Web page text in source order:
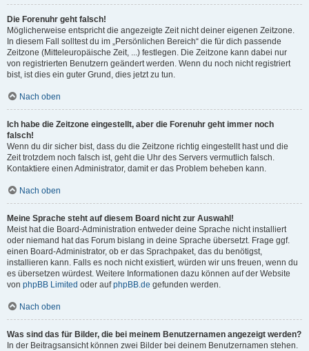
Die Forenuhr geht falsch!
Möglicherweise entspricht die angezeigte Zeit nicht deiner eigenen Zeitzone.
In diesem Fall solltest du im „Persönlichen Bereich“ die für dich passende
Zeitzone (Mitteleuropäische Zeit, ...) festlegen. Die Zeitzone kann dabei nur
von registrierten Benutzern geändert werden. Wenn du noch nicht registriert
bist, ist dies ein guter Grund, dies jetzt zu tun.
Nach oben
Ich habe die Zeitzone eingestellt, aber die Forenuhr geht immer noch
falsch!
Wenn du dir sicher bist, dass du die Zeitzone richtig eingestellt hast und die
Zeit trotzdem noch falsch ist, geht die Uhr des Servers vermutlich falsch.
Kontaktiere einen Administrator, damit er das Problem beheben kann.
Nach oben
Meine Sprache steht auf diesem Board nicht zur Auswahl!
Meist hat die Board-Administration entweder deine Sprache nicht installiert
oder niemand hat das Forum bislang in deine Sprache übersetzt. Frage ggf.
einen Board-Administrator, ob er das Sprachpaket, das du benötigst,
installieren kann. Falls es noch nicht existiert, würden wir uns freuen, wenn du
es übersetzen würdest. Weitere Informationen dazu können auf der Website
von phpBB Limited oder aufphpBB.de gefunden werden.
Nach oben
Was sind das für Bilder, die bei meinem Benutzernamen angezeigt werden?
In der Beitragsansicht können zwei Bilder bei deinem Benutzernamen stehen.